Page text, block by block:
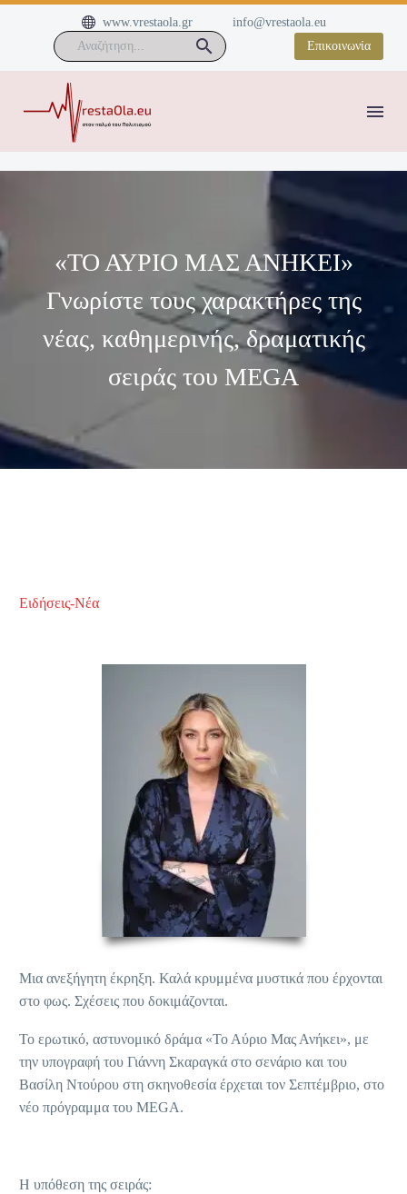

 www.vrestaola.gr
info@vrestaola.eu
Επικοινωνία
«ΤΟ ΑΥΡΙΟ ΜΑΣ ΑΝΗΚΕΙ»
Γνωρίστε τους χαρακτήρες της
νέας, καθημερινής, δραματικής
σειράς του MEGA
Ειδήσεις-Νέα
Μια ανεξήγητη έκρηξη. Καλά κρυμμένα μυστικά που έρχονται
στο φως. Σχέσεις που δοκιμάζονται.
Το ερωτικό, αστυνομικό δράμα «Το Αύριο Μας Ανήκει», με
την υπογραφή του Γιάννη Σκαραγκά στο σενάριο και του
Βασίλη Ντούρου στη σκηνοθεσία έρχεται τον Σεπτέμβριο, στο
νέο πρόγραμμα του MEGA.
Η υπόθεση της σειράς: